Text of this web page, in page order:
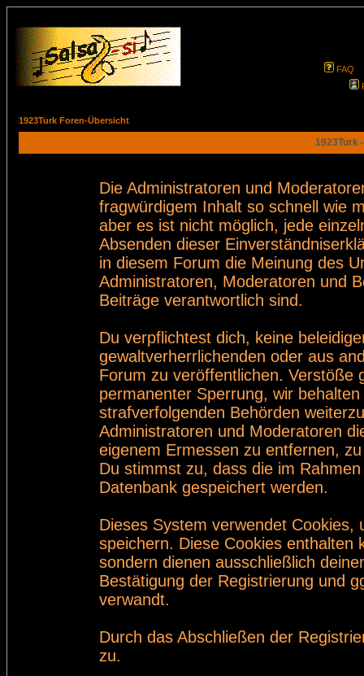
FAQ
1923Turk Foren-Übersicht
1923Turk
Die Administratoren und
fragwürdigem Inhalt so schnell wie
aber es ist nicht möglich, jede
Absenden dieser
in diesem Forum die Meinung des
Administratoren, Moderatoren und
Beiträge verantwortlich sind.
Du verpflichtest dich, keine
gewaltverherrlichenden oder aus
Forum zu veröffentlichen. Verstöße
permanenter Sperrung, wir
strafverfolgenden Behörden
Administratoren und Moderatoren
eigenem Ermessen zu entfernen,
Du stimmst zu, dass die im
Datenbank gespeichert werden.
Dieses System verwendet
speichern. Diese Cookies enthalten
sondern dienen ausschließlich
Bestätigung der Registrierung und
verwandt.
Durch das Abschließen der
zu.